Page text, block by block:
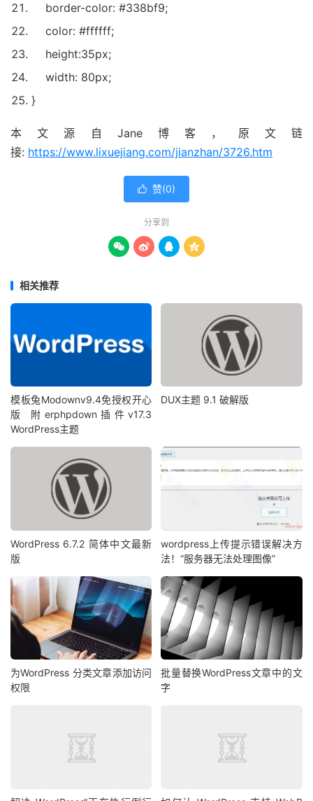
border-color: #338bf9;
color: #ffffff;
height:35px;
width: 80px;
}
本文源自Jane博客，原文链
接: https://www.lixuejiang.com/jianzhan/3726.htm
 赞(0)
分享到
   
相关推荐
模板兔Modownv9.4免授权开心
版 附erphpdown插件v17.3
WordPress主题
DUX主题 9.1 破解版
WordPress 6.7.2 简体中文最新
版
wordpress上传提示错误解决方
法！“服务器无法处理图像”
为WordPress 分类文章添加访问
权限
批量替换WordPress文章中的文
字